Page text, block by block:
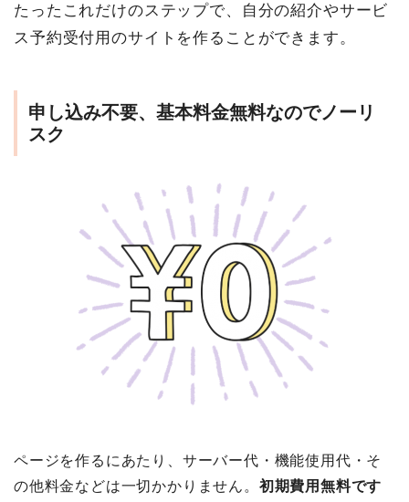
たったこれだけのステップで、自分の紹介やサービ
ス予約受付用のサイトを作ることができます。
申し込み不要、基本料金無料なのでノーリ
スク
ページを作るにあたり、サーバー代・機能使用代・そ
の他料金などは一切かかりません。 初期費用無料です